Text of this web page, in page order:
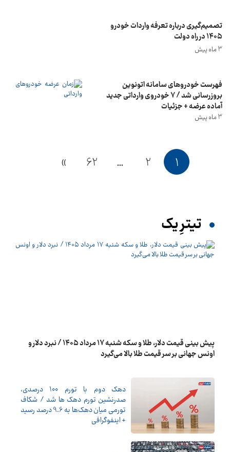
تصمیم‌گیری درباره تعرفه واردات خودرو
۱۴۰۵ در راه دولت
3 ماه پیش
فهرست خودروهای سامانه اتونوین
بروزرسانی شد / ۷ خودروی وارداتی جدید
آماده عرضه + جزئیات
3 ماه پیش
1
2
…
62
»
تیترِ یک
پیش ‌بینی قیمت دلار، طلا و سکه شنبه ۱۷ مرداد ۱۴۰۵ / نبرد دلار و
اونس جهانی بر سر قیمت طلا بالا می‌گیرد
دهک دوم با تورم 100 درصدی،
صدرنشین تورم دهک ها شد / شکاف
تورمی میان دهک‌ها به 9.6 درصد رسید
+ اینفوگرافی